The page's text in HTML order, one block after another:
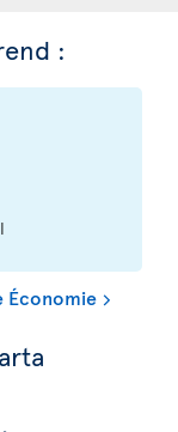
:
Économie